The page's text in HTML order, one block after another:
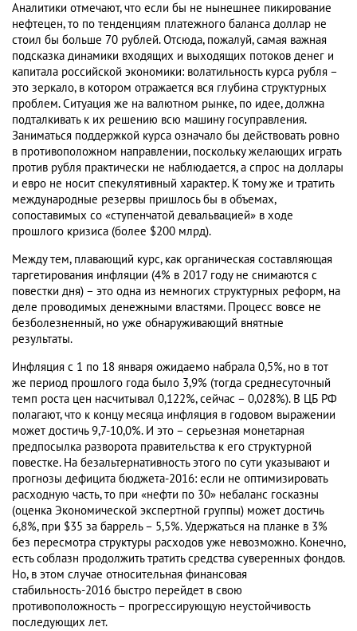
Аналитики отмечают, что если бы не нынешнее пикирование
нефтецен, то по тенденциям платежного баланса доллар не
стоил бы больше 70 рублей. Отсюда, пожалуй, самая важная
подсказка динамики входящих и выходящих потоков денег и
капитала российской экономики: волатильность курса рубля –
это зеркало, в котором отражается вся глубина структурных
проблем. Ситуация же на валютном рынке, по идее, должна
подталкивать к их решению всю машину госуправления.
Заниматься поддержкой курса означало бы действовать ровно
в противоположном направлении, поскольку желающих играть
против рубля практически не наблюдается, а спрос на доллары
и евро не носит спекулятивный характер. К тому же и тратить
международные резервы пришлось бы в объемах,
сопоставимых со «ступенчатой девальвацией» в ходе
прошлого кризиса (более $200 млрд).
Между тем, плавающий курс, как органическая составляющая
таргетирования инфляции (4% в 2017 году не снимаются с
повестки дня) – это одна из немногих структурных реформ, на
деле проводимых денежными властями. Процесс вовсе не
безболезненный, но уже обнаруживающий внятные
результаты.
Инфляция с 1 по 18 января ожидаемо набрала 0,5%, но в тот
же период прошлого года было 3,9% (тогда среднесуточный
темп роста цен насчитывал 0,122%, сейчас – 0,028%). В ЦБ РФ
полагают, что к концу месяца инфляция в годовом выражении
может достичь 9,7-10,0%. И это – серьезная монетарная
предпосылка разворота правительства к его структурной
повестке. На безальтернативность этого по сути указывают и
прогнозы дефицита бюджета-2016: если не оптимизировать
расходную часть, то при «нефти по 30» небаланс госказны
(оценка Экономической экспертной группы) может достичь
6,8%, при $35 за баррель – 5,5%. Удержаться на планке в 3%
без пересмотра структуры расходов уже невозможно. Конечно,
есть соблазн продолжить тратить средства суверенных фондов.
Но, в этом случае относительная финансовая
стабильность-2016 быстро перейдет в свою
противоположность – прогрессирующую неустойчивость
последующих лет.